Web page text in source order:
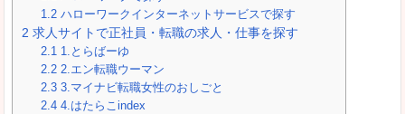
1.2 ハローワークインターネットサービスで探す
2 求人サイトで正社員・転職の求人・仕事を探す
2.1 1.とらばーゆ
2.2 2.エン転職ウーマン
2.3 3.マイナビ転職女性のおしごと
2.4 4.はたらこindex